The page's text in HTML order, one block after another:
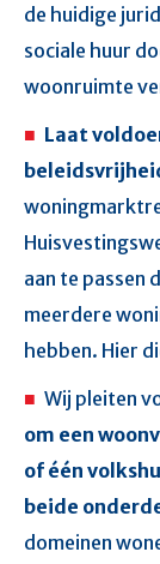
de huidige
sociale huur
woonruimte
Laat
aan te passen
meerdere
hebben. Hier
Wij pleiten
om een
of één
beide
domeinen